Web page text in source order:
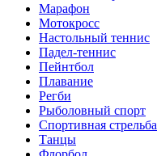
Марафон
Мотокросс
Настольный теннис
Падел-теннис
Пейнтбол
Плавание
Регби
Рыболовный спорт
Спортивная стрельба
Танцы